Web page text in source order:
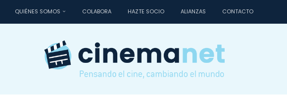
QUIÉNES SOMOS COLABORA HAZTE SOCIO ALIANZAS CONTACTO